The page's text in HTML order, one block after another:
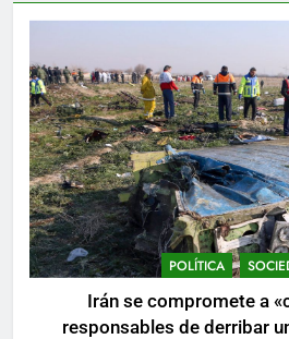
POLÍTICA
Irán se compromete a
responsables de derribar